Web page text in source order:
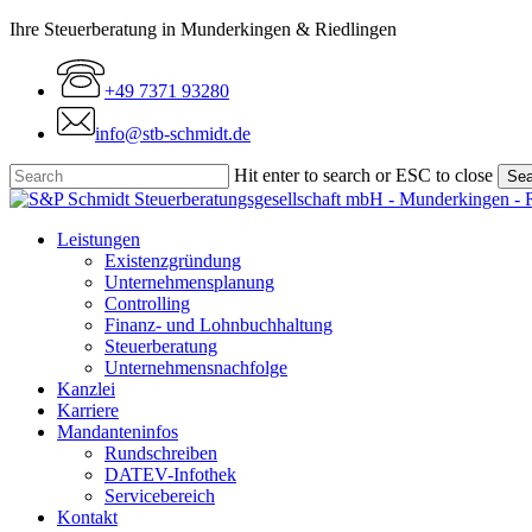
Skip
content
Ihre Steuerberatung in Munderkingen & Riedlingen
+49 7371 93280
info@stb-schmidt.de
Hit enter to search or ESC to close
Close
Menu
Leistungen
Existenzgründung
Unternehmensplanung
Controlling
Finanz- und Lohnbuchhaltung
Steuerberatung
Unternehmensnachfolge
Kanzlei
Karriere
Mandanteninfos
Rundschreiben
DATEV-Infothek
Servicebereich
Kontakt